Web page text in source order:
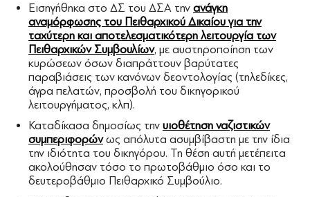
Εισηγήθηκα στο ΔΣ του ΔΣΑ την ανάγκη
αναμόρφωσης του Πειθαρχικού Δικαίου για την
ταχύτερη και αποτελεσματικότερη λειτουργία των
Πειθαρχικών Συμβουλίων, με αυστηροποίηση των
κυρώσεων όσων διαπράττουν βαρύτατες
παραβιάσεις των κανόνων δεοντολογίας (τηλεδίκες,
άγρα πελατών, προσβολή του δικηγορικού
λειτουργήματος, κλπ).
Καταδίκασα δημοσίως την υιοθέτηση ναζιστικών
συμπεριφορώνως απόλυτα ασυμβίβαστη με την ίδια
την ιδιότητα του δικηγόρου. Τη θέση αυτή μετέπειτα
ακολούθησαν τόσο το πρωτοβάθμιο όσο και το
δευτεροβάθμιο Πειθαρχικό Συμβούλιο.